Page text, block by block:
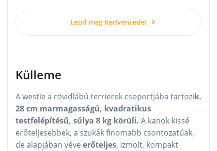
Lepd meg Kedvencedet
Külleme
A westie a rövidlábú terrierek csoportjába tartozik.
28 cm marmagasságú, kvadratikus
testfelépítésű, súlya 8 kg körüli. A kanok kissé
erőteljesebbek, a szukák finomabb csontozatúak,
de alapjában véve erőteljes, izmolt, kompakt